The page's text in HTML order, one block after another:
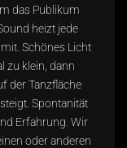
das Publikum
heizt jede
Schönes Licht
zu klein, dann
der Tanzfläche
Spontanität
Erfahrung. Wir
oder anderen